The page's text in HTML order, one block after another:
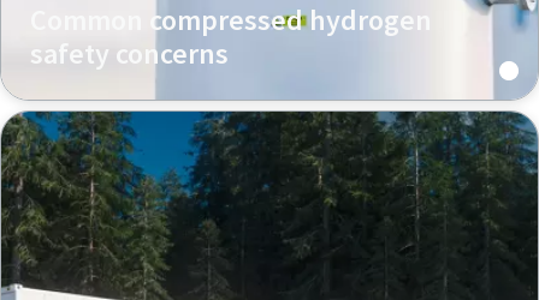
Common compressed hydrogen
safety concerns